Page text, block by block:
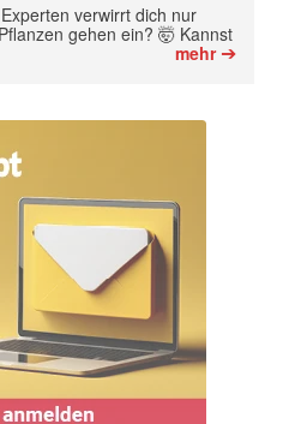
verwirrt dich nur
gehen ein? 🤯 Kannst
mehr➔